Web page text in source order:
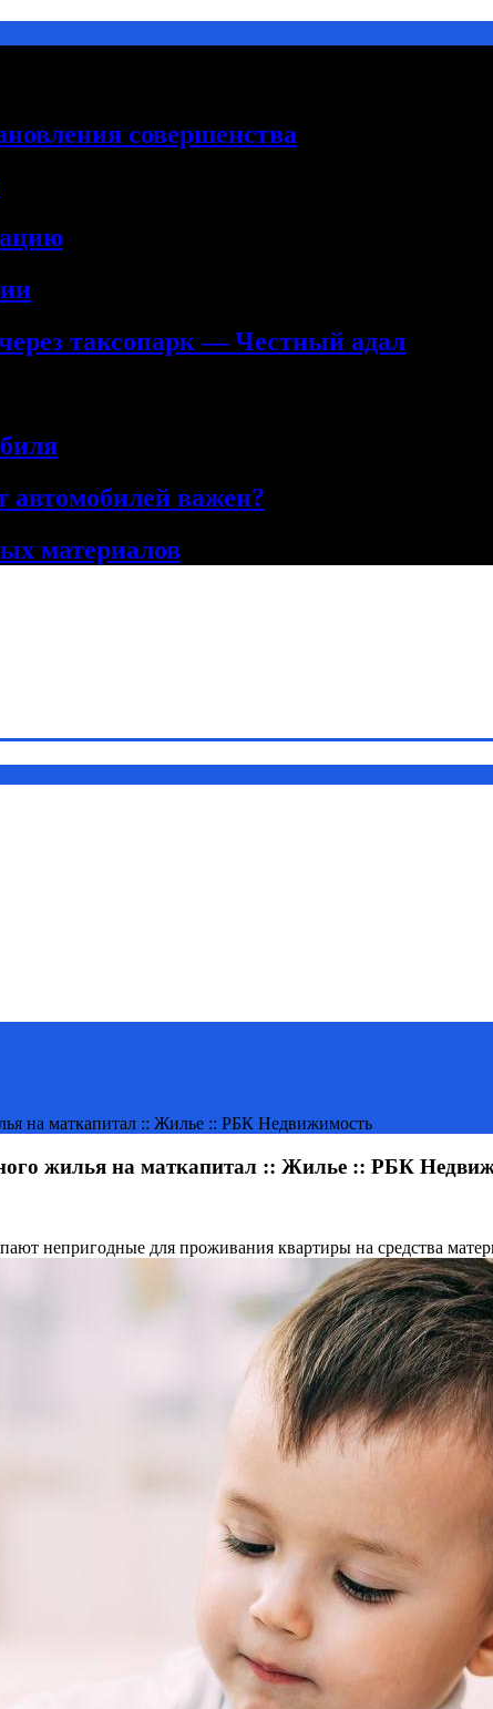
совершенства
таксопарк — Честный адал
важен?
материалов
на маткапитал :: Жилье :: РБК Недвижимость
жилья на маткапитал :: Жилье :: РБК
непригодные для проживания квартиры на средства